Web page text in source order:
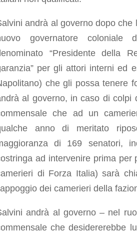
andrà al governo dopo
governatore coloniale
“Presidente della
per gli attori interni ed
che gli possa tenere
al governo, in caso di colpi
che ad un
anno di meritato
di 169 senatori,
ad intervenire prima per
di Forza Italia) sarà
dei camerieri della
andrà al governo – nel
che desidererebbe